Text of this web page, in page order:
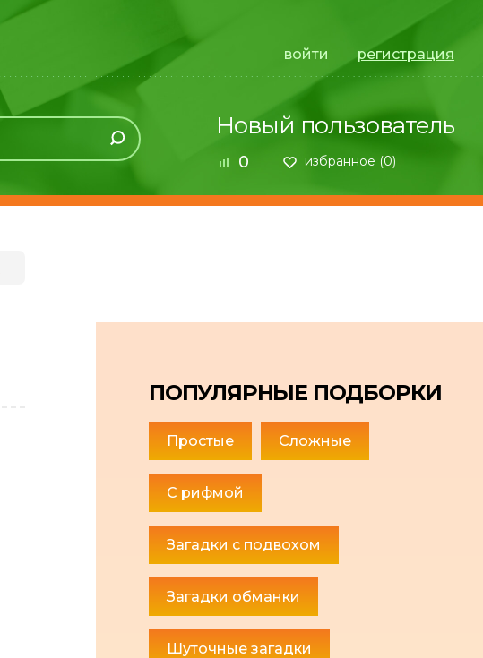
войти регистрация
Новый пользователь
0 избранное (0)
ПОПУЛЯРНЫЕ ПОДБОРКИ
Простые Сложные
С рифмой
Загадки с подвохом
Загадки обманки
Шуточные загадки